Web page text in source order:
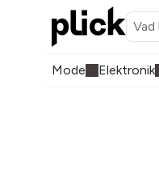
Mode Elektronik